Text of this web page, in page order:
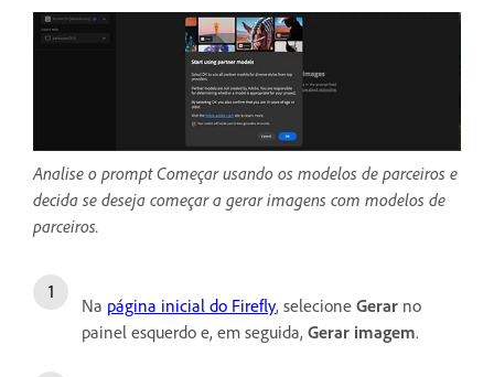
Analise o prompt Começar usando os modelos de parceiros e
decida se deseja começar a gerar imagens com modelos de
parceiros.
Na página inicial do Firefly, selecione Gerar no
painel esquerdo e, em seguida, Gerar imagem.